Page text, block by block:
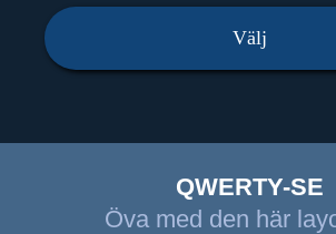
Välj
QWERTY-SE
Öva med den här